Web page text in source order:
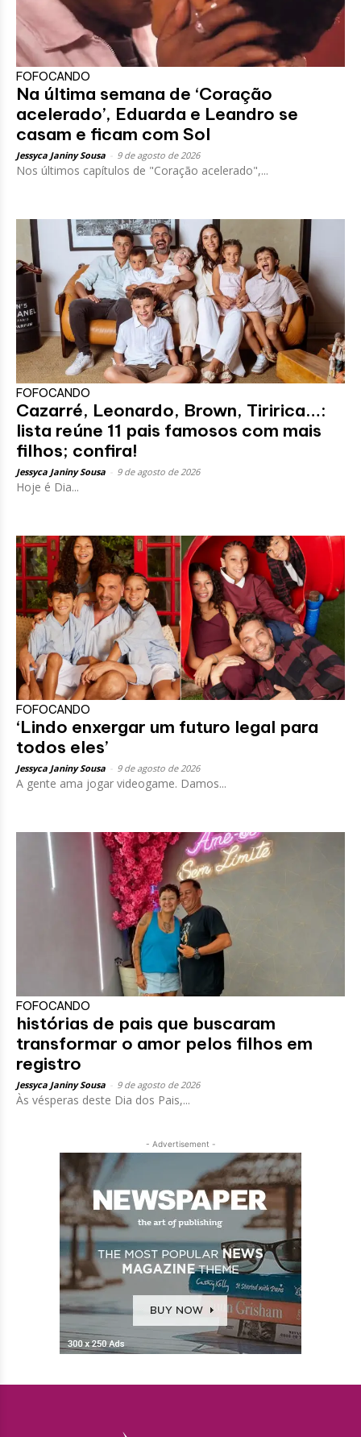
FOFOCANDO
Na última semana de ‘Coração
acelerado’, Eduarda e Leandro se
casam e ficam com Sol
Jessyca Janiny Sousa 9 de agosto de 2026
Nos últimos capítulos de "Coração acelerado",...
FOFOCANDO
Cazarré, Leonardo, Brown, Tiririca…:
lista reúne 11 pais famosos com mais
filhos; confira!
Jessyca Janiny Sousa 9 de agosto de 2026
Hoje é Dia...
FOFOCANDO
‘Lindo enxergar um futuro legal para
todos eles’
Jessyca Janiny Sousa 9 de agosto de 2026
A gente ama jogar videogame. Damos...
FOFOCANDO
histórias de pais que buscaram
transformar o amor pelos filhos em
registro
Jessyca Janiny Sousa 9 de agosto de 2026
Às vésperas deste Dia dos Pais,...
- Advertisement -